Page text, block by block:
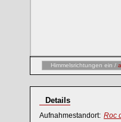
Himmelsrichtungen ein /
Details
Aufnahmestandort: Roc